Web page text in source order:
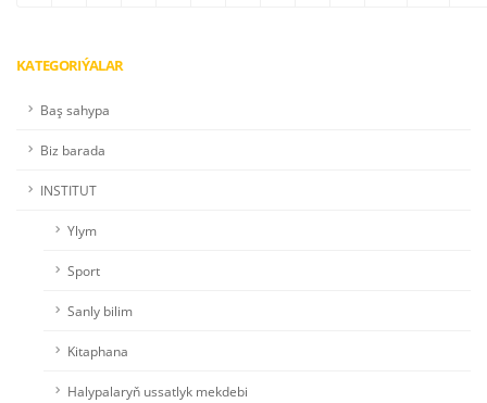
KATEGORIÝALAR
Baş sahypa
Biz barada
INSTITUT
Ylym
Sport
Sanly bilim
Kitaphana
Halypalaryň ussatlyk mekdebi